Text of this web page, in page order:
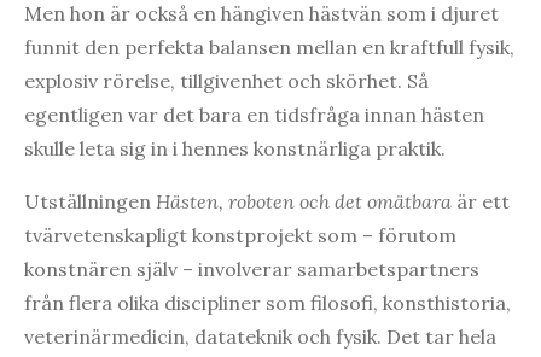
Men hon är också en hängiven hästvän som i djuret
funnit den perfekta balansen mellan en kraftfull fysik,
explosiv rörelse, tillgivenhet och skörhet. Så
egentligen var det bara en tidsfråga innan hästen
skulle leta sig in i hennes konstnärliga praktik.
Utställningen Hästen, roboten och det omätbara är ett
tvärvetenskapligt konstprojekt som – förutom
konstnären själv – involverar samarbetspartners
från flera olika discipliner som filosofi, konsthistoria,
veterinärmedicin, datateknik och fysik. Det tar hela